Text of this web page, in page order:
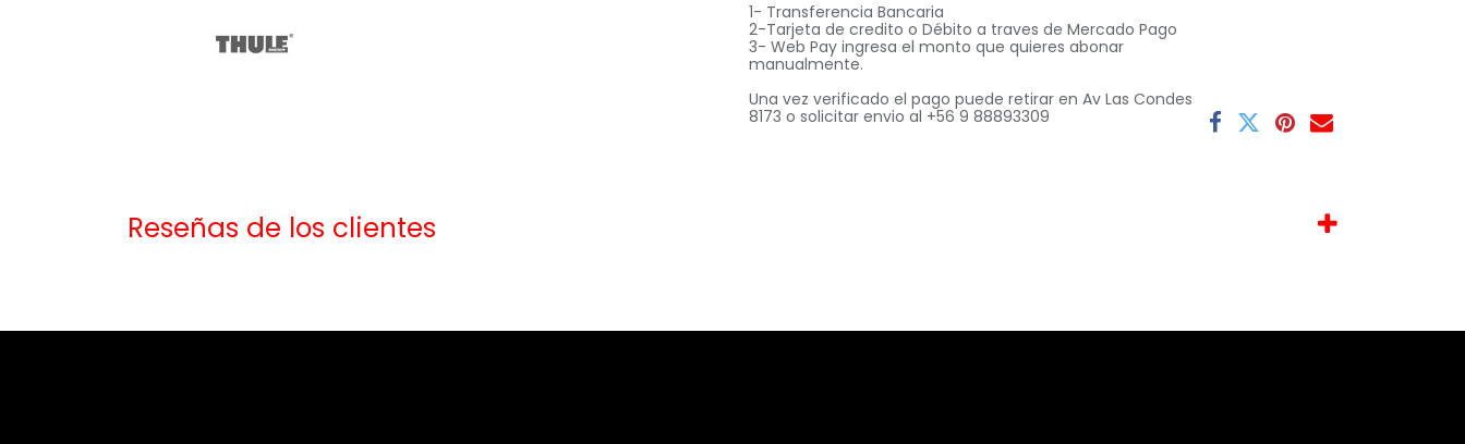
1- Transferencia Bancaria
2-Tarjeta de credito o Débito a traves de Mercado Pago
3- Web Pay ingresa el monto que quieres abonar
manualmente.
Una vez verificado el pago puede retirar en Av Las Condes
8173 o solicitar envio al +56 9 88893309
Reseñas de los clientes